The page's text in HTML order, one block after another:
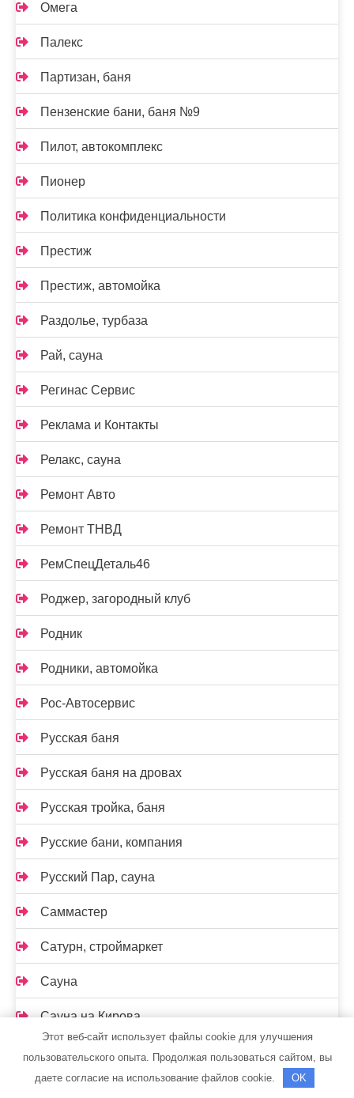
Омега
Палекс
Партизан, баня
Пензенские бани, баня №9
Пилот, автокомплекс
Пионер
Политика конфиденциальности
Престиж
Престиж, автомойка
Раздолье, турбаза
Рай, сауна
Регинас Сервис
Реклама и Контакты
Релакс, сауна
Ремонт Авто
Ремонт ТНВД
РемСпецДеталь46
Роджер, загородный клуб
Родник
Родники, автомойка
Рос-Автосервис
Русская баня
Русская баня на дровах
Русская тройка, баня
Русские бани, компания
Русский Пар, сауна
Саммастер
Сатурн, строймаркет
Сауна
Сауна на Кирова
Сауна на Маяковского
Сауна, ст. Константиновская
Этот веб-сайт использует файлы cookie для улучшения
пользовательского опыта. Продолжая пользоваться сайтом, вы
даете согласие на использование файлов cookie.
OK